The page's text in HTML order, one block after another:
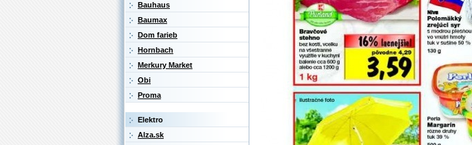
Bauhaus
Baumax
Dom farieb
Hornbach
Merkury Market
Obi
Proma
Elektro
Alza.sk